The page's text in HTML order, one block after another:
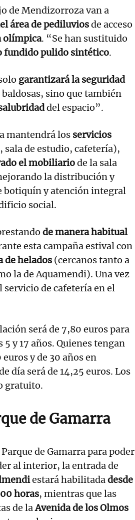
de Mendizorroza van a
área de pediluviosde acceso
olímpica. “Se han sustituido
fundido pulido sintético.
garantizará la seguridad
sino que también
del espacio”.
mantendrá los servicios
sala de estudio, cafetería),
el mobiliariode la sala
la distribución y
botiquín y atención integral
social.
de manera habitual
esta campaña estival con
de helados (cercanos tanto a
la de Aquamendi). Una vez
de cafetería en el
será de 7,80 euros para
y 17 años. Quienes tengan
y de 30 años en
día será de 14,25 euros. Los
gratuito.
de Gamarra
de Gamarra para poder
al interior, la entrada de
estará habilitadadesde
horas, mientras que las
de laAvenida de los Olmos